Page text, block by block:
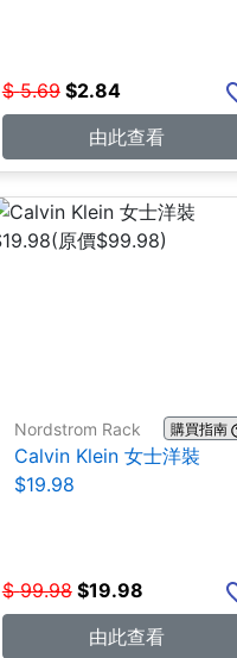
$ 5.69 $2.84
由此查看
Nordstrom Rack 購買指南
Calvin Klein 女士洋裝
$19.98
$ 99.98 $19.98
由此查看